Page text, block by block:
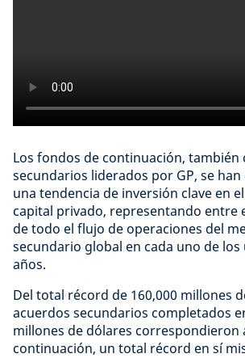
Los fondos de continuación, también
secundarios liderados por GP, se
una tendencia de inversión clave en
capital privado, representando entre
de todo el flujo de operaciones del
secundario global en cada uno de
años.
Del total récord de 160,000 millones
acuerdos secundarios completados
millones de dólares correspondieron
continuación, un total récord en sí